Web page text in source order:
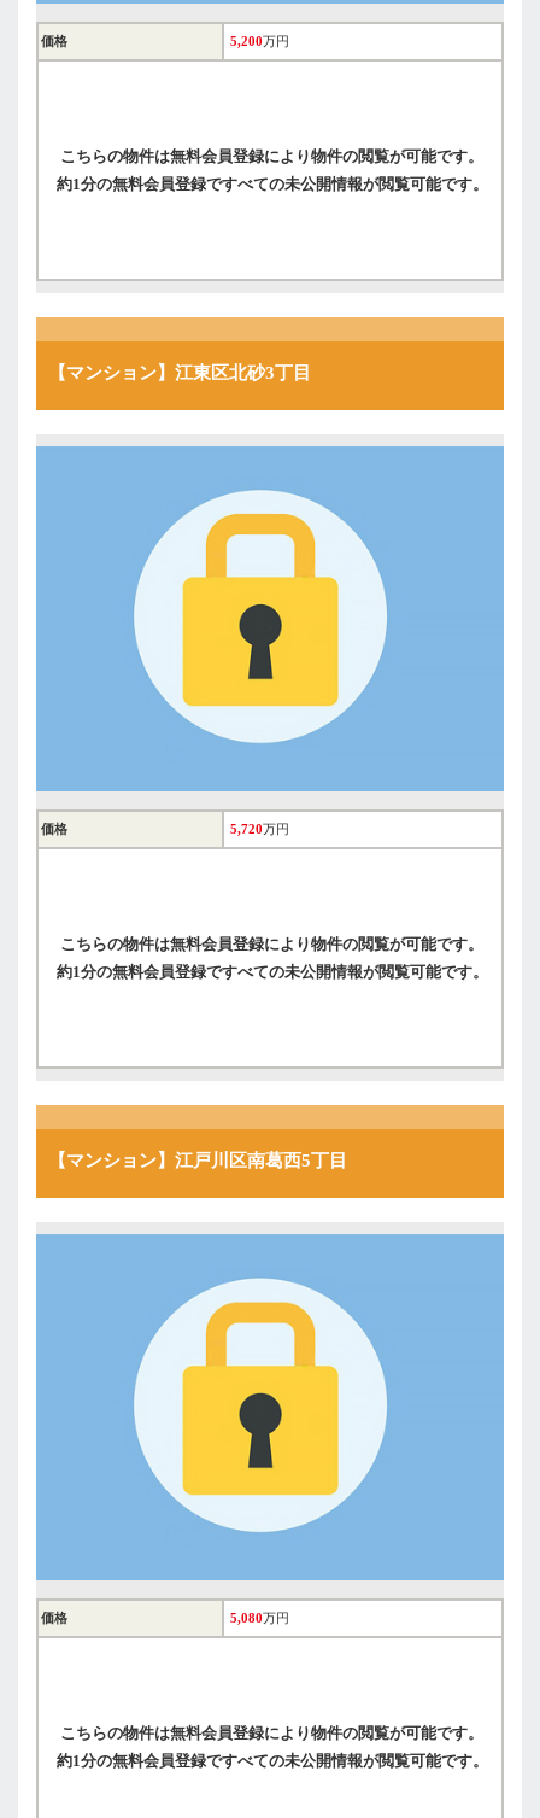
価格 5,200万円
こちらの物件は無料会員登録により物件の閲覧が可能です。
約1分の無料会員登録ですべての未公開情報が閲覧可能です。
【マンション】江東区北砂3丁目
価格 5,720万円
こちらの物件は無料会員登録により物件の閲覧が可能です。
約1分の無料会員登録ですべての未公開情報が閲覧可能です。
【マンション】江戸川区南葛西5丁目
価格 5,080万円
こちらの物件は無料会員登録により物件の閲覧が可能です。
約1分の無料会員登録ですべての未公開情報が閲覧可能です。